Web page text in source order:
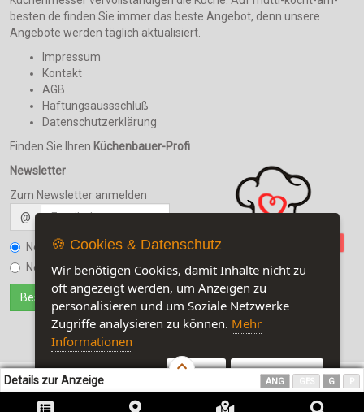
Details zur Anzeige ANG G
besten.de finden Sie immer das beste Angebot, denn unsere
Angebote werden täglich aktualisiert.
Impressum
Kontakt
AGB
Haftungsaussschluß
Datenschutzerklärung
Finden Sie Ihren Küchenbauer-Profi
Newsletter
Zum Newsletter anmelden
@
Newsletter bestellen
Newsletter kündigen
🍪 Cookies & Datenschutz
Wir benötigen Cookies, damit Inhalte nicht zu
oft angezeigt werden, um Anzeigen zu
personalisieren und um Soziale Netzwerke
Zugriffe analysieren zu können. Mehr
Informationen
Akzeptieren Customise Cookies